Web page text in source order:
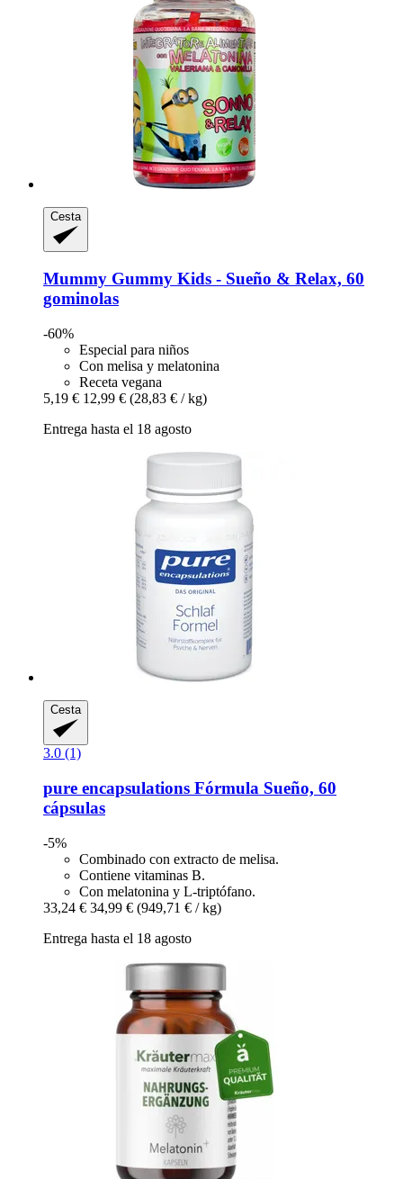
Cesta
Mummy Gummy Kids -​ Sueño & Relax, 60
gominolas
-60%
Especial para niños
Con melisa y melatonina
Receta vegana
5,19 € 12,99 € (28,83 € / kg)
Entrega hasta el 18 agosto
Cesta
3.0 (1)
pure encapsulations Fórmula Sueño, 60
cápsulas
-5%
Combinado con extracto de melisa.
Contiene vitaminas B.
Con melatonina y L-triptófano.
33,24 € 34,99 € (949,71 € / kg)
Entrega hasta el 18 agosto